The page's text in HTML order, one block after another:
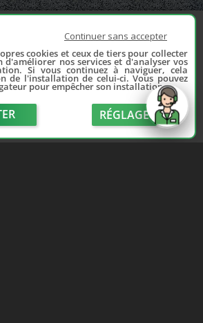
Continuer sans accepter
cookies et ceux de tiers pour collecter
nos services et d'analyser vos
Si vous continuez à naviguer, cela
de l'installation de celui-ci. Vous pouvez
pour empêcher son installation.
RÉGLAGE